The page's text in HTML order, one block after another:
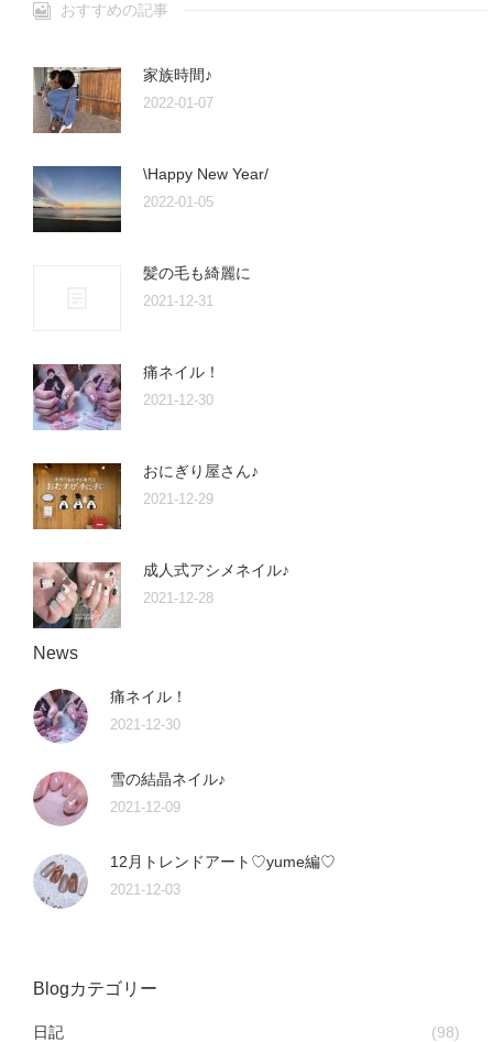
おすすめの記事
家族時間♪
2022-01-07
\Happy New Year/
2022-01-05
髪の毛も綺麗に
2021-12-31
痛ネイル！
2021-12-30
おにぎり屋さん♪
2021-12-29
成人式アシメネイル♪
2021-12-28
News
痛ネイル！
2021-12-30
雪の結晶ネイル♪
2021-12-09
12月トレンドアート♡yume編♡
2021-12-03
Blogカテゴリー
日記 (98)